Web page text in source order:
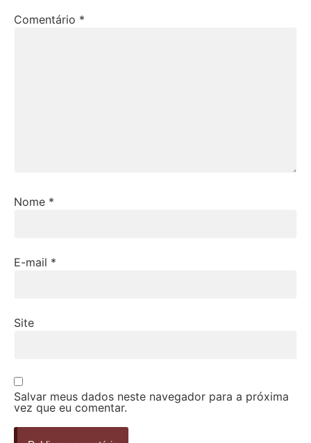
Comentário *
Nome *
E-mail *
Site
Salvar meus dados neste navegador para a próxima
vez que eu comentar.